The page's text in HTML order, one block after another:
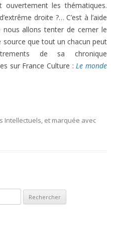
les thématiques.
droite ?… C’est à l’aide
nous allons tenter de cerner le
source que tout un chacun peut
de sa chronique
sur France Culture :Le monde
Intellectuels, et marquée avec